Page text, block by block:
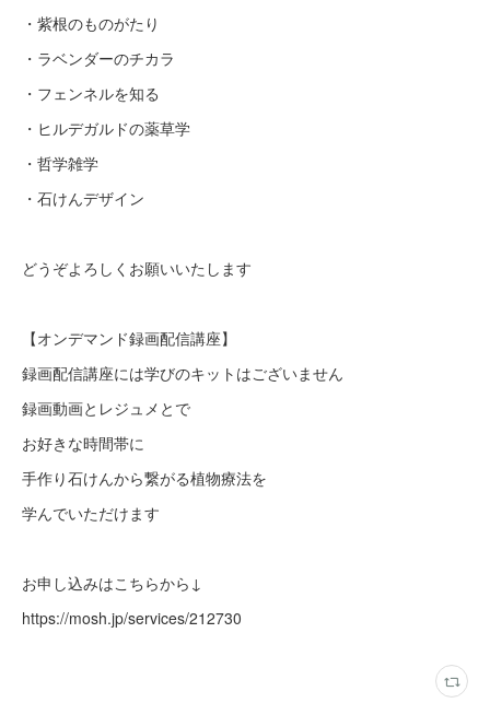
・紫根のものがたり
・ラベンダーのチカラ
・フェンネルを知る
・ヒルデガルドの薬草学
・哲学雑学
・石けんデザイン
どうぞよろしくお願いいたします
【オンデマンド録画配信講座】
録画配信講座には学びのキットはございません
録画動画とレジュメとで
お好きな時間帯に
手作り石けんから繋がる植物療法を
学んでいただけます
お申し込みはこちらから↓
https://mosh.jp/services/212730